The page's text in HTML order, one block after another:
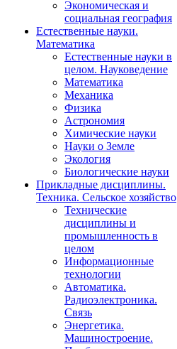
Экономическая и
социальная география
Естественные науки.
Математика
Естественные науки в
целом. Науковедение
Математика
Механика
Физика
Астрономия
Химические науки
Науки о Земле
Экология
Биологические науки
Прикладные дисциплины.
Техника. Сельское хозяйство
Технические
дисциплины и
промышленность в
целом
Информационные
технологии
Автоматика.
Радиоэлектроника.
Связь
Энергетика.
Машиностроение.